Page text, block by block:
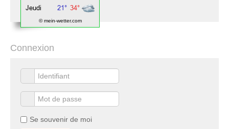
© mein-wetter.com
Connexion
Se souvenir de moi